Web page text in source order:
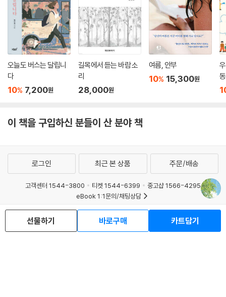
오늘도 버스는 달립니
다
10% 7,200원
길목에서 듣는 바람 소
리
28,000원
여름, 안부
10% 15,300원
이 책을 구입하신 분들이 산 분야 책
선물하기 바로구매 카트담기
로그인 최근 본 상품 주문/배송
고객센터 1544-3800 티켓 1544-6399
중고샵 1566-4295
eBook 1:1문의/채팅상담
예스이십사(주) 사업자 정보
이용약관
개인정보처리방침
청소년보호정책